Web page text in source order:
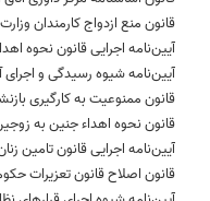
قانون اصلاح قانون تعزیرات حکومتی